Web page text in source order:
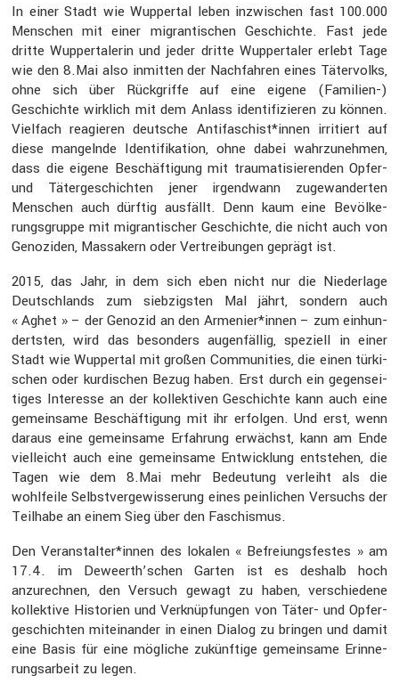
In einer Stadt wie Wuppertal leben inzwi­schen fast 100.000
Menschen mit einer migran­ti­schen Geschichte. Fast jede
dritte Wupper­ta­lerin und jeder dritte Wupper­taler erlebt Tage
wie den 8.Mai also inmitten der Nachfahren eines Täter­volks,
ohne sich über Rückgriffe auf eine eigene (Familien-)
Geschichte wirklich mit dem Anlass identi­fi­zieren zu können.
Vielfach reagieren deutsche Antifaschist*innen irritiert auf
diese mangelnde Identi­fi­ka­tion, ohne dabei wahrzu­nehmen,
dass die eigene Beschäf­ti­gung mit trauma­ti­sie­renden Opfer-
und Täter­ge­schichten jener irgend­wann zugewan­derten
Menschen auch dürftig ausfällt. Denn kaum eine Bevöl­ke­
rungs­gruppe mit migran­ti­scher Geschichte, die nicht auch von
Genoziden, Massa­kern oder Vertrei­bungen geprägt ist.
2015, das Jahr, in dem sich eben nicht nur die Nieder­lage
Deutsch­lands zum siebzigsten Mal jährt, sondern auch
« Aghet » – der Genozid an den Armenier*innen – zum einhun­
dertsten, wird das beson­ders augen­fällig, speziell in einer
Stadt wie Wuppertal mit großen Commu­nities, die einen türki­
schen oder kurdi­schen Bezug haben. Erst durch ein gegen­sei­
tiges Inter­esse an der kollek­tiven Geschichte kann auch eine
gemein­same Beschäf­ti­gung mit ihr erfolgen. Und erst, wenn
daraus eine gemein­same Erfah­rung erwächst, kann am Ende
vielleicht auch eine gemein­same Entwick­lung entstehen, die
Tagen wie dem 8.Mai mehr Bedeu­tung verleiht als die
wohlfeile Selbst­ver­ge­wis­se­rung eines peinli­chen Versuchs der
Teilhabe an einem Sieg über den Faschismus.
Den Veranstalter*innen des lokalen « Befrei­ungs­festes » am
17.4. im Deweerth’schen Garten ist es deshalb hoch
anzurechnen, den Versuch gewagt zu haben, verschie­dene
kollek­tive Histo­rien und Verknüp­fungen von Täter- und Opfer­
ge­schichten mitein­ander in einen Dialog zu bringen und damit
eine Basis für eine mögliche zukünf­tige gemein­same Erinne­
rungs­ar­beit zu legen.